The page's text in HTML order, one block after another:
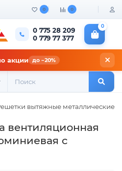
0 0
0 775 28 209
0 779 77 377
0
акции до −20%
вытяжные металлические
вентиляционная
с